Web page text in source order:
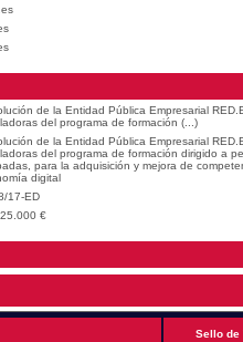
de la Entidad Pública Empresarial
del programa de formación (...)
de la Entidad Pública Empresarial
del programa de formación dirigido a
para la adquisición y mejora de
digital
17-ED
€
Sello de